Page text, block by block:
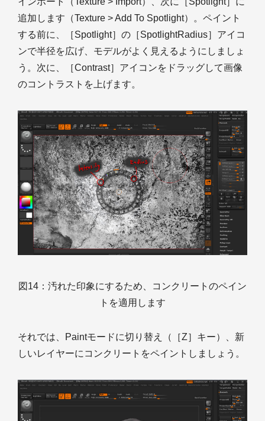
追加します（Texture > Add To Spotlight）。ペイント
する前に、［Spotlight］の［SpotlightRadius］アイコ
ンで半径を広げ、モデルがよく見えるようにしましょ
う。次に、［Contrast］アイコンをドラッグして画像
のコントラストを上げます。
図14：汚れた印象にするため、コンクリートのペイン
トを適用します
それでは、Paintモードに切り替え（［Z］キー）、新
しいレイヤーにコンクリートをペイントしましょう。